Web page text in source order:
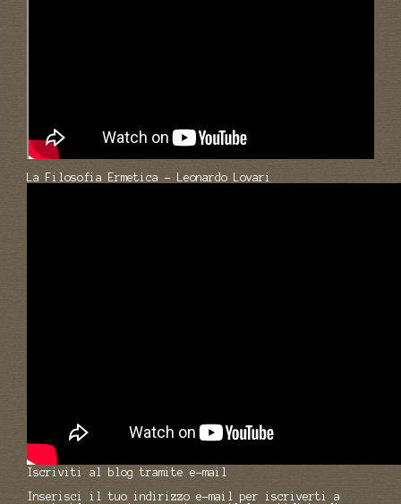
La Filosofia Ermetica - Leonardo Lovari
Iscriviti al blog tramite e-mail
Inserisci il tuo indirizzo e-mail per iscriverti a